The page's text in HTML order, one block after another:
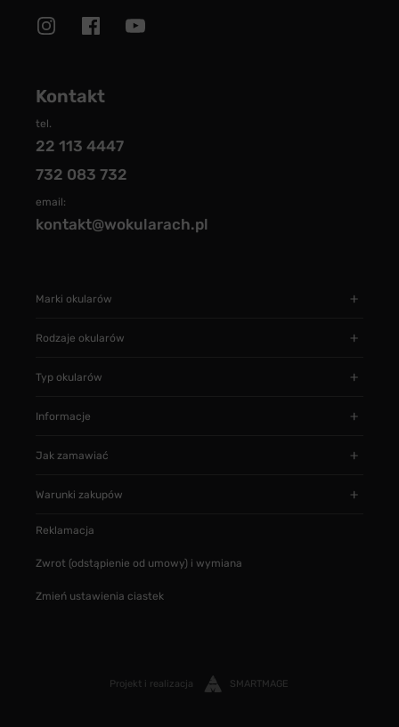
Kontakt
tel.
22 113 4447
732 083 732
email:
kontakt@wokularach.pl
Marki okularów
Rodzaje okularów
Typ okularów
Informacje
Jak zamawiać
Warunki zakupów
Reklamacja
Zwrot (odstąpienie od umowy) i wymiana
Zmień ustawienia ciastek
Projekt i realizacja SMARTMAGE